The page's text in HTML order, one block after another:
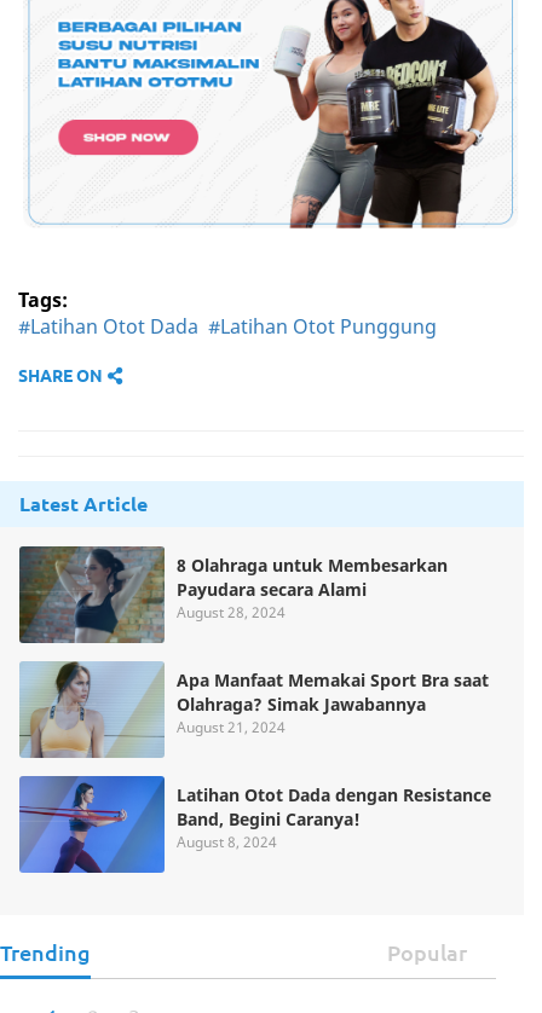
Tags:
#Latihan Otot Dada #Latihan Otot Punggung
SHARE ON
Latest Article
8 Olahraga untuk Membesarkan
Payudara secara Alami
August 28, 2024
Apa Manfaat Memakai Sport Bra saat
Olahraga? Simak Jawabannya
August 21, 2024
Latihan Otot Dada dengan Resistance
Band, Begini Caranya!
August 8, 2024
Trending Popular